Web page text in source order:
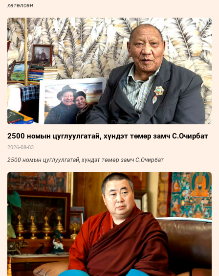
хөтөлсөн
2500 номын цуглуулгатай, хүндэт төмөр замч С.Очирбат
2026-08-03
2500 номын цуглуулгатай, хүндэт төмөр замч С.Очирбат